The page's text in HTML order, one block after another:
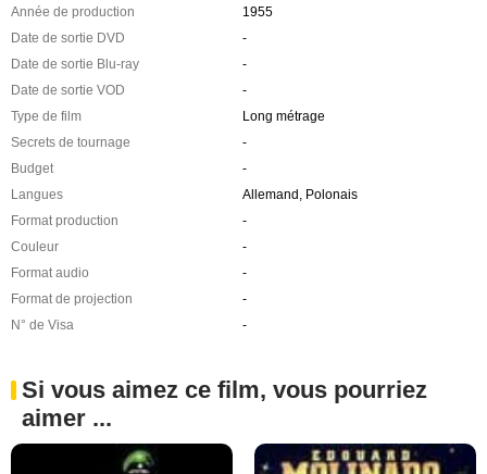
Année de production
1955
Date de sortie DVD
-
Date de sortie Blu-ray
-
Date de sortie VOD
-
Type de film
Long métrage
Secrets de tournage
-
Budget
-
Langues
Allemand, Polonais
Format production
-
Couleur
-
Format audio
-
Format de projection
-
N° de Visa
-
Si vous aimez ce film, vous pourriez
aimer ...